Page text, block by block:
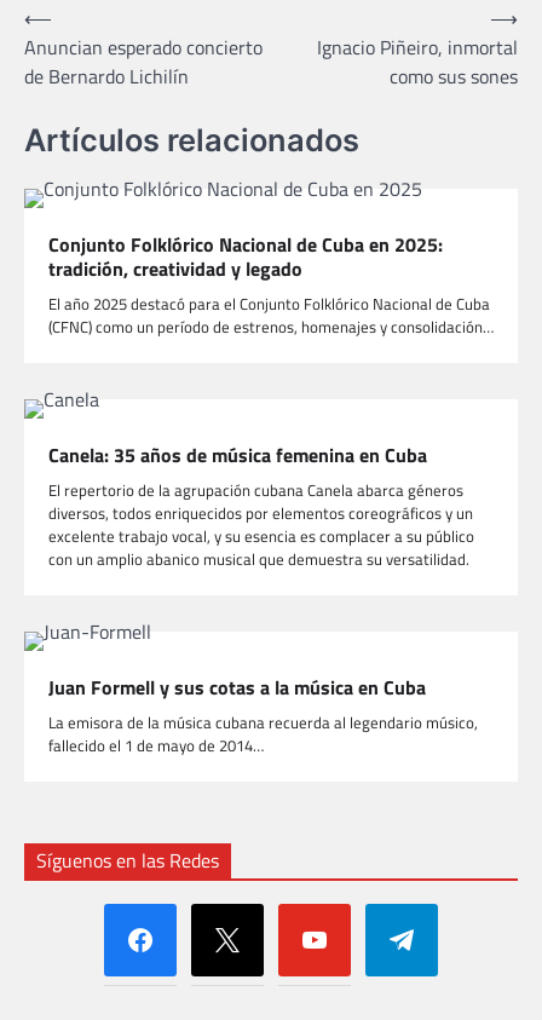
Navegación
de
entradas
⟵
Anuncian esperado concierto
de Bernardo Lichilín
Ignacio Piñeiro, inmortal
como sus sones
⟶
Artículos relacionados
Conjunto Folklórico Nacional de Cuba en 2025:
tradición, creatividad y legado
El año 2025 destacó para el Conjunto Folklórico Nacional de Cuba
(CFNC) como un período de estrenos, homenajes y consolidación…
Canela: 35 años de música femenina en Cuba
El repertorio de la agrupación cubana Canela abarca géneros
diversos, todos enriquecidos por elementos coreográficos y un
excelente trabajo vocal, y su esencia es complacer a su público
con un amplio abanico musical que demuestra su versatilidad.
Juan Formell y sus cotas a la música en Cuba
La emisora de la música cubana recuerda al legendario músico,
fallecido el 1 de mayo de 2014…
Síguenos en las Redes
facebook x youtube telegram